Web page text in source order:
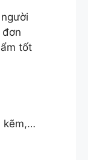
tốt
kẽm,…